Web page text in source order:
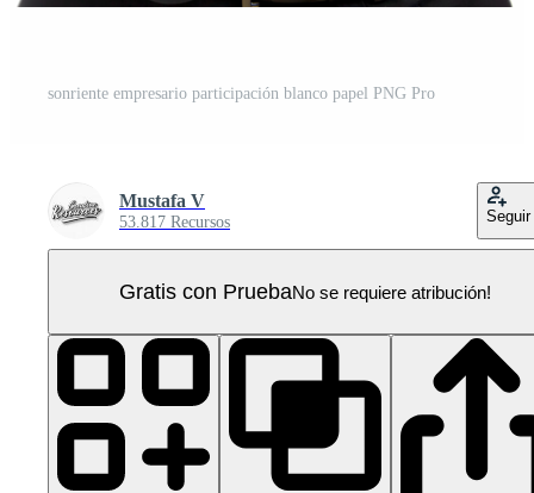
sonriente empresario participación blanco papel PNG Pro
Mustafa V
53.817 Recursos Seguir
Gratis con PruebaNo se requiere atribución!